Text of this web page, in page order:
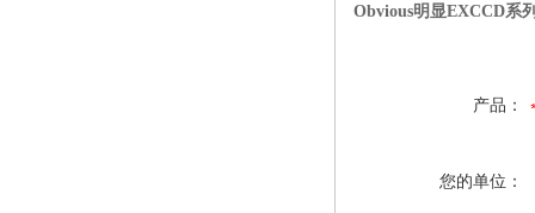
Obvious明显EXCCD系
产品：
您的单位：